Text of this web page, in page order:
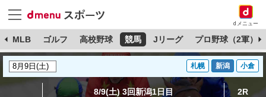
dメニュー
MLB ゴルフ 高校野球 競馬 Jリーグ プロ野球（2軍）
札幌 新潟 小倉
8/9(土) 3回新潟1日目 2R